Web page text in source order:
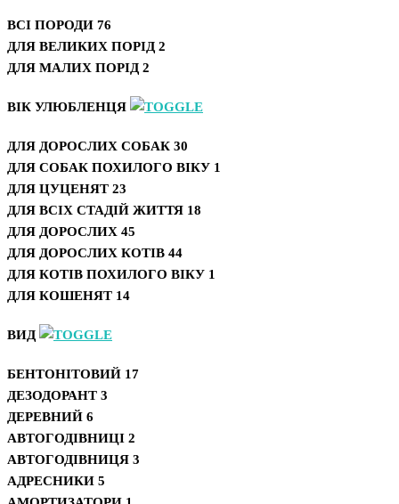
ВСІ ПОРОДИ 76
ДЛЯ ВЕЛИКИХ ПОРІД 2
ДЛЯ МАЛИХ ПОРІД 2
ВІК УЛЮБЛЕНЦЯ
ДЛЯ ДОРОСЛИХ СОБАК 30
ДЛЯ СОБАК ПОХИЛОГО ВІКУ 1
ДЛЯ ЦУЦЕНЯТ 23
ДЛЯ ВСІХ СТАДІЙ ЖИТТЯ 18
ДЛЯ ДОРОСЛИХ 45
ДЛЯ ДОРОСЛИХ КОТІВ 44
ДЛЯ КОТІВ ПОХИЛОГО ВІКУ 1
ДЛЯ КОШЕНЯТ 14
ВИД
БЕНТОНІТОВИЙ 17
ДЕЗОДОРАНТ 3
ДЕРЕВНИЙ 6
АВТОГОДІВНИЦІ 2
АВТОГОДІВНИЦЯ 3
АДРЕСНИКИ 5